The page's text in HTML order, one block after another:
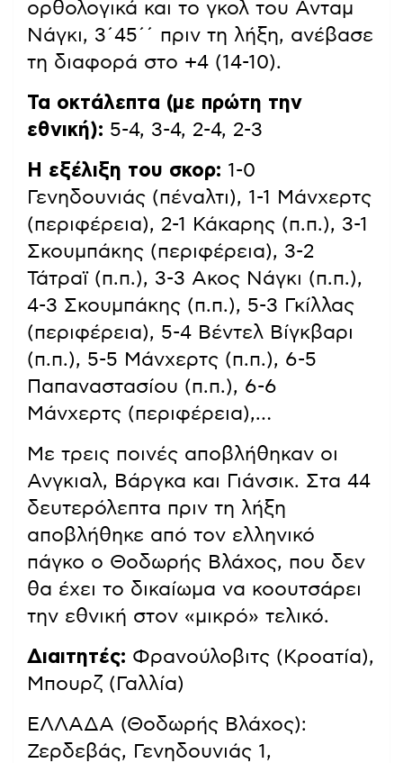
ορθολογικά και το γκολ του Ανταμ
Νάγκι, 3΄45΄΄ πριν τη λήξη, ανέβασε
τη διαφορά στο +4 (14-10).
Τα οκτάλεπτα (με πρώτη την
εθνική): 5-4, 3-4, 2-4, 2-3
Η εξέλιξη του σκορ: 1-0
Γενηδουνιάς (πέναλτι), 1-1 Μάνχερτς
(περιφέρεια), 2-1 Κάκαρης (π.π.), 3-1
Σκουμπάκης (περιφέρεια), 3-2
Τάτραϊ (π.π.), 3-3 Ακος Νάγκι (π.π.),
4-3 Σκουμπάκης (π.π.), 5-3 Γκίλλας
(περιφέρεια), 5-4 Βέντελ Βίγκβαρι
(π.π.), 5-5 Μάνχερτς (π.π.), 6-5
Παπαναστασίου (π.π.), 6-6
Μάνχερτς (περιφέρεια),…
Με τρεις ποινές αποβλήθηκαν οι
Ανγκιαλ, Βάργκα και Γιάνσικ. Στα 44
δευτερόλεπτα πριν τη λήξη
αποβλήθηκε από τον ελληνικό
πάγκο ο Θοδωρής Βλάχος, που δεν
θα έχει το δικαίωμα να κοουτσάρει
την εθνική στον «μικρό» τελικό.
Διαιτητές: Φρανούλοβιτς (Κροατία),
Μπουρζ (Γαλλία)
ΕΛΛΑΔΑ (Θοδωρής Βλάχος):
Ζερδεβάς, Γενηδουνιάς 1,